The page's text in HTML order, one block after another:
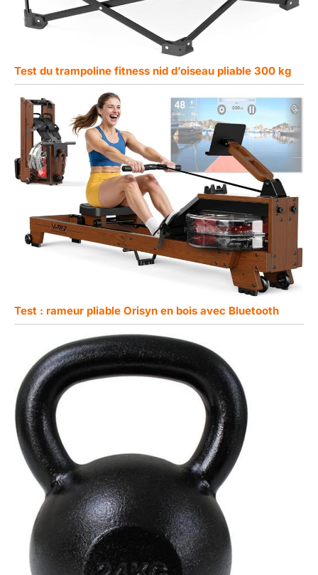
Test du trampoline fitness nid d’oiseau pliable 300 kg
Test : rameur pliable Orisyn en bois avec Bluetooth